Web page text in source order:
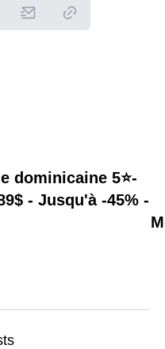
5⭐️-
- Jusqu'à -45% -